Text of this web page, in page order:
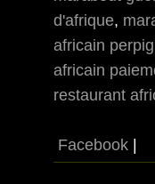
d'afrique,
africain
africain
restaurant
Facebook